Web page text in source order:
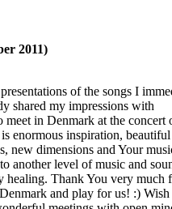
2011)
of the songs I
shared my impressions with
in Denmark at the concert
enormous inspiration, beautiful
new dimensions and Your
another level of music and
healing. Thank You very much
and play for us! :)